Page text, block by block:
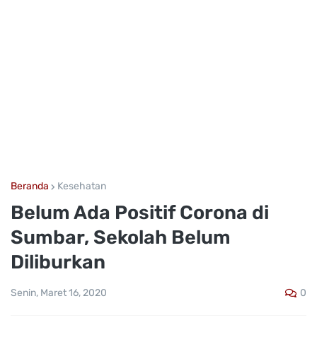
Beranda Kesehatan
Belum Ada Positif Corona di
Sumbar, Sekolah Belum
Diliburkan
Senin, Maret 16, 2020 0